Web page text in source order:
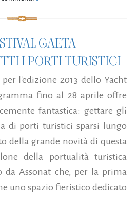
GAETA
I PORTI TURISTICI
per l'edizione 2013 dello Yacht
fino al 28 aprile offre
fantastica: gettare gli
di porti turistici sparsi lungo
della grande novità di questa
della portualità turistica
da Assonat che, per la prima
uno spazio fieristico dedicato